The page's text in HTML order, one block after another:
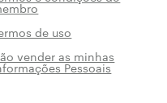
de uso
vender as minhas
Pessoais